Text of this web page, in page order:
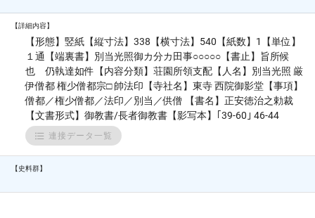
【詳細内容】
【形態】竪紙【縦寸法】338【横寸法】540【紙数】1【単位】
１通【端裏書】別当光照御カ分カ田事○○○○○【書止】旨所候
也 仍執達如件【内容分類】荘園所領支配【人名】別当光照 厳
伊僧都 権少僧都宗□ 帥法印【寺社名】東寺 西院御影堂【事項】
僧都／権少僧都／法印／別当／供僧 【書名】正安徳治之勅裁
【文書形式】御教書/長者御教書【影写本】｢39-60｣ 46-44
連接データ一覧
【史料群】